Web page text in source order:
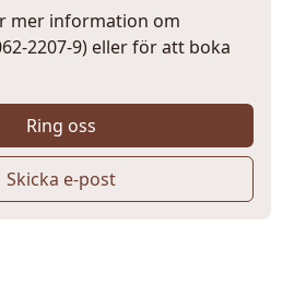
mer information om
2207-9) eller för att boka
Ring oss
Skicka e-post